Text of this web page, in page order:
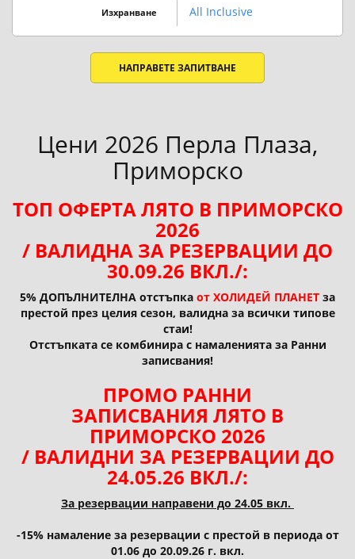
Изхранване All Inclusive
НАПРАВЕТЕ ЗАПИТВАНЕ
Цени 2026 Перла Плаза,
Приморско
ТОП ОФЕРТА ЛЯТО В ПРИМОРСКО
2026
/ ВАЛИДНА ЗА РЕЗЕРВАЦИИ ДО
30.09.26 ВКЛ./:
5% ДОПЪЛНИТЕЛНА отстъпка от ХОЛИДЕЙ ПЛАНЕТ за
престой през целия сезон, валидна за всички типове
стаи!
Отстъпката се комбинира с намаленията за Ранни
записвания!
ПРОМО РАННИ
ЗАПИСВАНИЯ ЛЯТО В
ПРИМОРСКО 2026
/ ВАЛИДНИ ЗА РЕЗЕРВАЦИИ ДО
24.05.26 ВКЛ./:
За резервации направени до 24.05 вкл.
-15% намаление за резервации с престой в периода от
01.06 до 20.09.26 г. вкл.